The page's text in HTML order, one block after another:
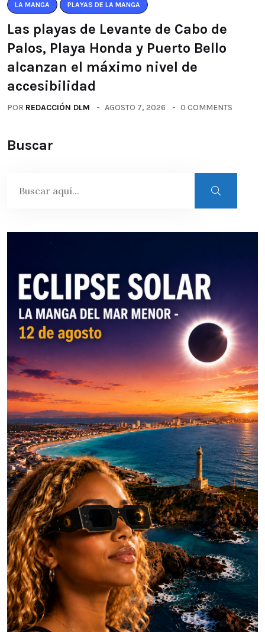
LA MANGA PLAYAS DE LA MANGA
Las playas de Levante de Cabo de
Palos, Playa Honda y Puerto Bello
alcanzan el máximo nivel de
accesibilidad
POR REDACCIÓN DLM AGOSTO 7, 2026 0 COMMENTS
Buscar